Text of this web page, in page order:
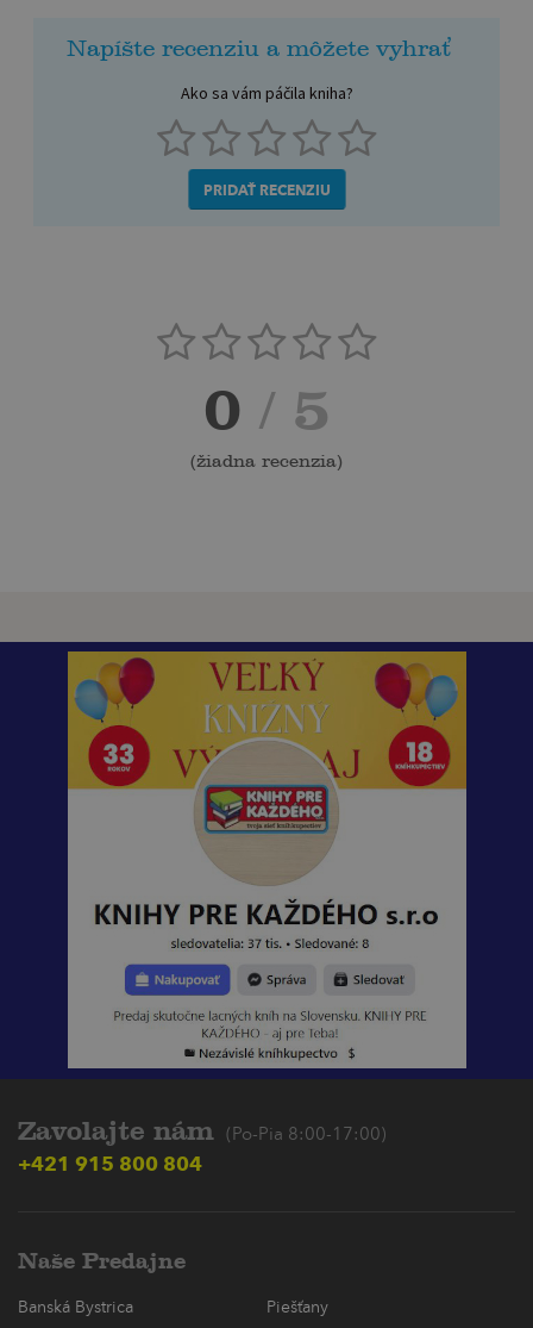
Napíšte recenziu a môžete vyhrať
Ako sa vám páčila kniha?
PRIDAŤ RECENZIU
0 / 5
(žiadna recenzia)
Zavolajte nám (Po-Pia 8:00-17:00)
+421 915 800 804
Naše Predajne
Banská Bystrica
Piešťany